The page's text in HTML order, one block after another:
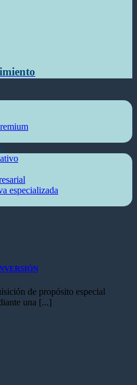
especializada
de propósito especial
una [...]